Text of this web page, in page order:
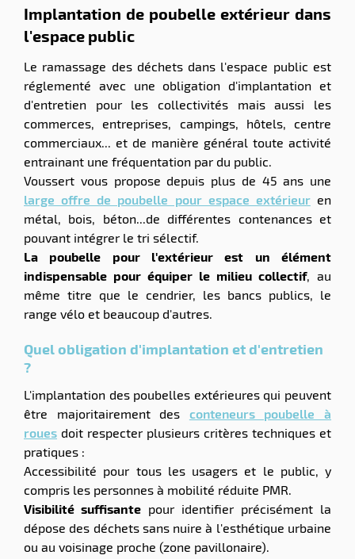
Implantation de poubelle extérieur dans
l'espace public
Le ramassage des déchets dans l'espace public est
réglementé avec une obligation d'implantation et
d'entretien pour les collectivités mais aussi les
commerces, entreprises, campings, hôtels, centre
commerciaux... et de manière général toute activité
entrainant une fréquentation par du public.
Voussert vous propose depuis plus de 45 ans une
large offre de poubelle pour espace extérieuren
métal, bois, béton...de différentes contenances et
pouvant intégrer le tri sélectif.
La poubelle pour l'extérieur est un élément
indispensable pour équiper le milieu collectif, au
même titre que le cendrier, les bancs publics, le
range vélo et beaucoup d'autres.
Quel obligation d'implantation et d'entretien
?
L'implantation des poubelles extérieures qui peuvent
être majoritairement des conteneurs poubelle à
roues doit respecter plusieurs critères techniques et
pratiques :
Accessibilité pour tous les usagers et le public, y
compris les personnes à mobilité réduite PMR.
Visibilité suffisante pour identifier précisément la
dépose des déchets sans nuire à l'esthétique urbaine
ou au voisinage proche (zone pavillonaire).